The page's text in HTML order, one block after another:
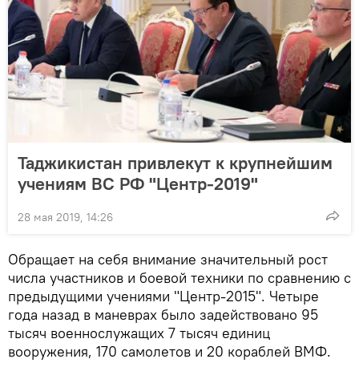
Таджикистан привлекут к крупнейшим
учениям ВС РФ "Центр-2019"
28 мая 2019, 14:26
Обращает на себя внимание значительный рост
числа участников и боевой техники по сравнению с
предыдущими учениями "Центр-2015". Четыре
года назад в маневрах было задействовано 95
тысяч военнослужащих 7 тысяч единиц
вооружения, 170 самолетов и 20 кораблей ВМФ.